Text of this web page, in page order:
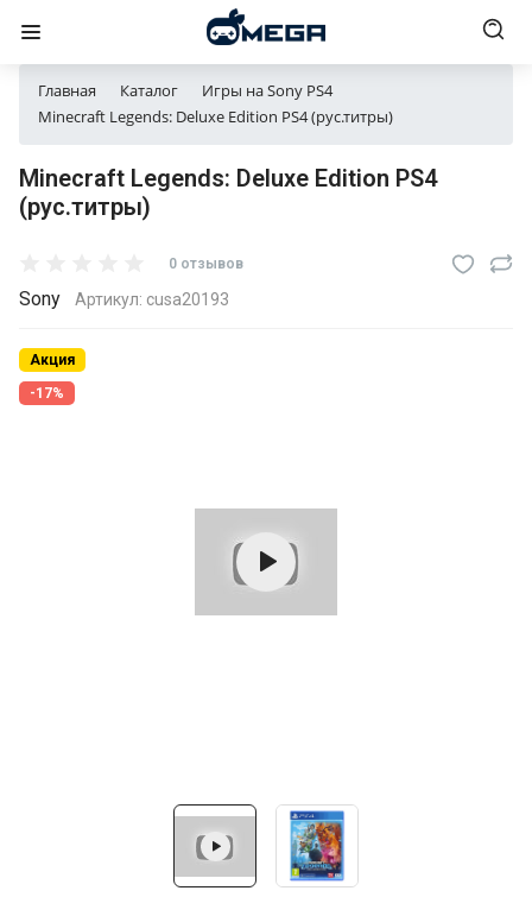
Главная Каталог
Игры на Sony PS4
Minecraft Legends: Deluxe Edition PS4 (рус.титры)
Minecraft Legends: Deluxe Edition PS4
(рус.титры)
0 отзывов
Sony Артикул: cusa20193
Акция
-17%